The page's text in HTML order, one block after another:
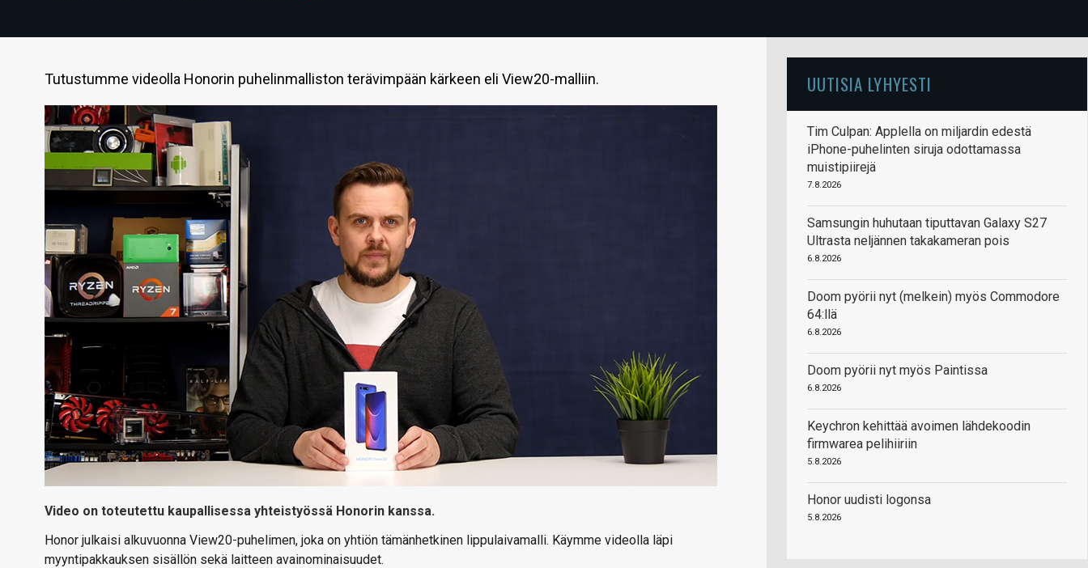
Tutustumme videolla Honorin puhelinmalliston terävimpään kärkeen eli View20-malliin.
Video on toteutettu kaupallisessa yhteistyössä Honorin kanssa.
Honor julkaisi alkuvuonna View20-puhelimen, joka on yhtiön tämänhetkinen lippulaivamalli. Käymme videolla läpi
myyntipakkauksen sisällön sekä laitteen avainominaisuudet.
UUTISIA LYHYESTI
Tim Culpan: Applella on miljardin edestä
iPhone-puhelinten siruja odottamassa
muistipiirejä
7.8.2026
Samsungin huhutaan tiputtavan Galaxy S27
Ultrasta neljännen takakameran pois
6.8.2026
Doom pyörii nyt (melkein) myös Commodore
64:llä
6.8.2026
Doom pyörii nyt myös Paintissa
6.8.2026
Keychron kehittää avoimen lähdekoodin
firmwarea pelihiiriin
5.8.2026
Honor uudisti logonsa
5.8.2026